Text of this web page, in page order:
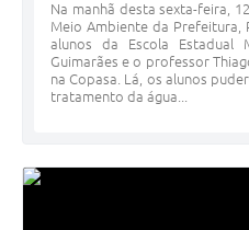
Na manhã desta sexta-feira,
Meio Ambiente da Prefeitura,
alunos da Escola Estadual
Guimarães e o professor
na Copasa. Lá, os alunos
tratamento da água...